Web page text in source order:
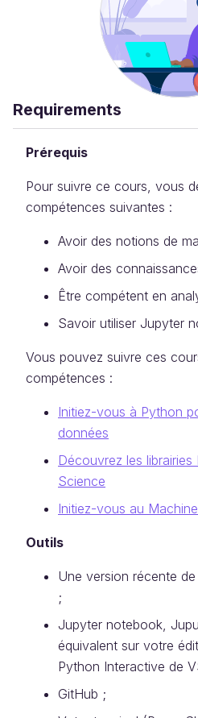
Requirements
Prérequis
Pour suivre ce cours, vous
compétences suivantes :
Avoir des notions de
Avoir des
Être compétent en
Savoir utiliser Jupyter
Vous pouvez suivre ces
compétences :
Initiez-vous à Python
données
Découvrez les
Science
Initiez-vous au
Outils
Une version récente
;
Jupyter notebook,
équivalent sur votre
Python Interactive de
GitHub ;